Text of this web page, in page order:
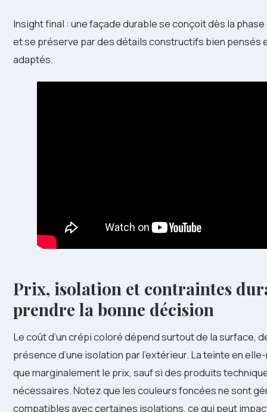
Insight final : une façade durable se conçoit dès la
et se préserve par des détails constructifs bien pensés
adaptés.
Prix, isolation et contraintes
prendre la bonne décision
Le coût d’un crépi coloré dépend surtout de la surface,
présence d’une isolation par l’extérieur. La teinte en
que marginalement le prix, sauf si des produits
nécessaires. Notez que les couleurs foncées ne sont
compatibles avec certaines isolations, ce qui peut